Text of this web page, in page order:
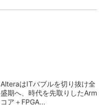
AlteraはITバブルを切り抜け全
盛期へ、時代を先取りしたArm
コア＋FPGA...